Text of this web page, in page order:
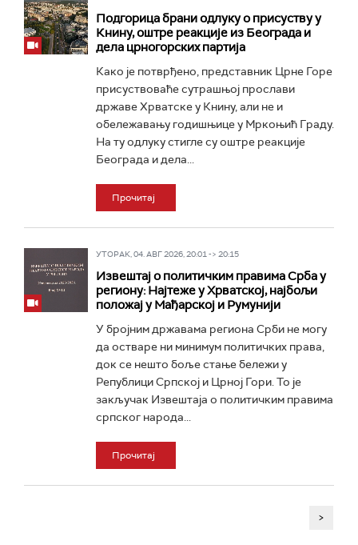
Подгорица брани одлуку о присуству у
Книну, оштре реакције из Београда и
дела црногорских партија
Како је потврђено, представник Црне Горе
присуствоваће сутрашњој прослави
државе Хрватске у Книну, али не и
обележавању годишњице у Мркоњић Граду.
На ту одлуку стигле су оштре реакције
Београда и дела...
Прочитај
УТОРАК, 04. АВГ 2026, 20:01 -> 20:15
Извештај о политичким правима Срба у
региону: Најтеже у Хрватској, најбољи
положај у Мађарској и Румунији
У бројним државама региона Срби не могу
да остваре ни минимум политичких права,
док се нешто боље стање бележи у
Републици Српској и Црној Гори. То је
закључак Извештаја о политичким правима
српског народа...
Прочитај
>